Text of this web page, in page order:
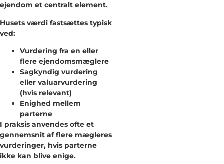
ejendom et centralt element.
Husets værdi fastsættes typisk
ved:
Vurdering fra en eller
flere ejendomsmæglere
Sagkyndig vurdering
eller valuarvurdering
(hvis relevant)
Enighed mellem
parterne
I praksis anvendes ofte et
gennemsnit af flere mægleres
vurderinger, hvis parterne
ikke kan blive enige.